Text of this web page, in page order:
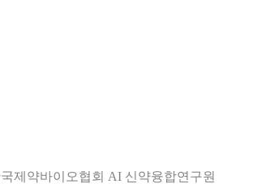
제약바이오협회 AI 신약융합연구원